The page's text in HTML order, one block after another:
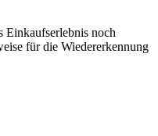
Einkaufserlebnis noch
für die Wiedererkennung